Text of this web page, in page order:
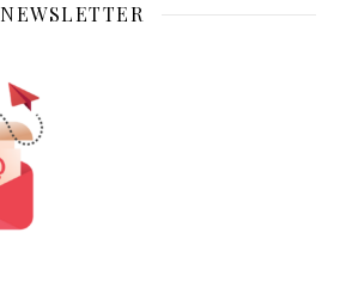
NEWSLETTER